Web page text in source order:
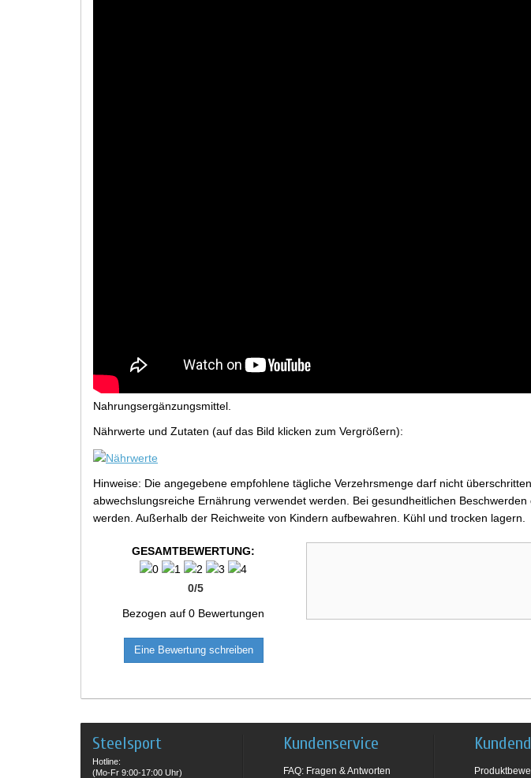
Nahrungsergänzungsmittel.
Nährwerte und Zutaten (auf das Bild klicken zum Vergrößern):
Hinweise: Die angegebene empfohlene tägliche Verzehrsmenge darf nicht
abwechslungsreiche Ernährung verwendet werden. Bei gesundheitlichen
werden. Außerhalb der Reichweite von Kindern aufbewahren. Kühl und trocken lagern.
GESAMTBEWERTUNG:
0/5
Bezogen auf0 Bewertungen
Eine Bewertung schreiben
Steelsport
Hotline:
(Mo-Fr 9:00-17:00 Uhr)
Kundenservice
FAQ: Fragen & Antworten